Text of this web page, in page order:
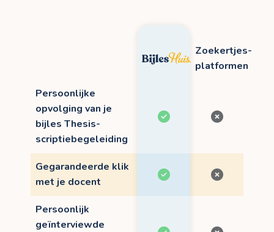
Zoekertjes-
platformen
Persoonlijke
opvolging van je
bijles Thesis-
scriptiebegeleiding
Gegarandeerde klik
met je docent
Persoonlijk
geïnterviewde